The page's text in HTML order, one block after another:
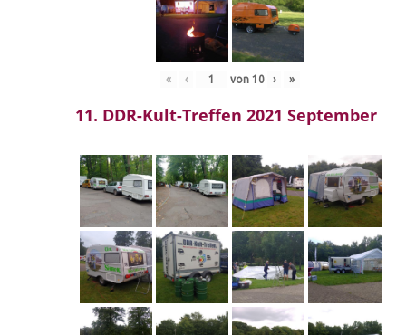
« ‹ von 10 › »
11. DDR-Kult-Treffen 2021 September